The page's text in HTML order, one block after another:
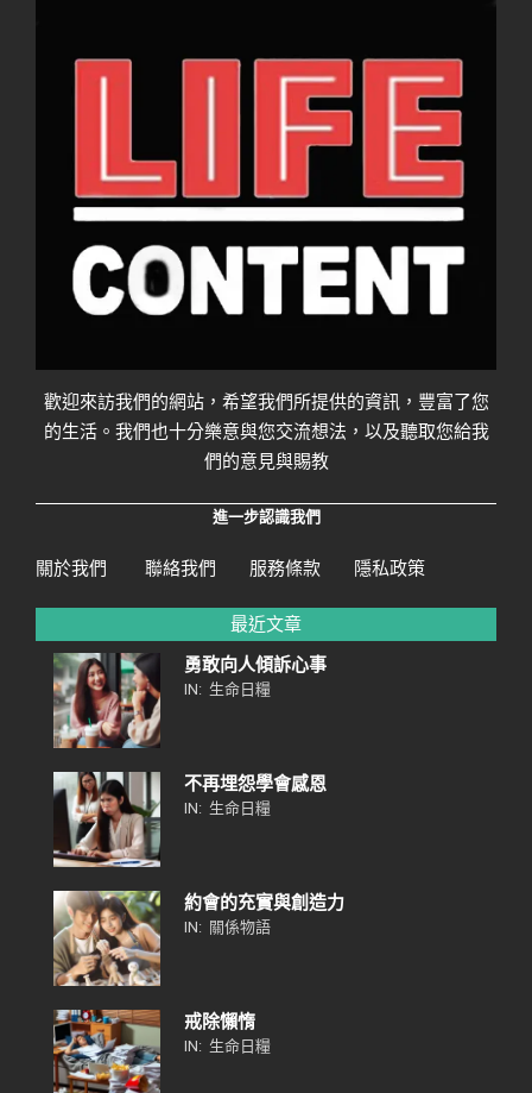
歡迎來訪我們的網站，希望我們所提供的資訊，豐富了您
的生活。我們也十分樂意與您交流想法，以及聽取您給我
們的意見與賜教
進一步認識我們
關於我們 聯絡我們 服務條款 隱私政策
最近文章
勇敢向人傾訴心事
IN: 生命日糧
不再埋怨學會感恩
IN: 生命日糧
約會的充實與創造力
IN: 關係物語
戒除懶惰
IN: 生命日糧